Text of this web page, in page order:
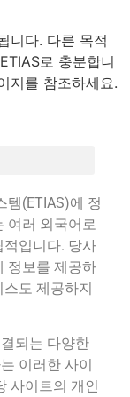
니다. 다른 목적
로 충분합니
지를 참조하세요.
템(ETIAS)에 정
여러 외국어로
입니다. 당사
정보를 제공하
도 제공하지
되는 다양한
이러한 사이
사이트의 개인